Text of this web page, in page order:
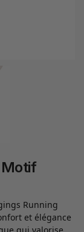
Motif
Running
et élégance